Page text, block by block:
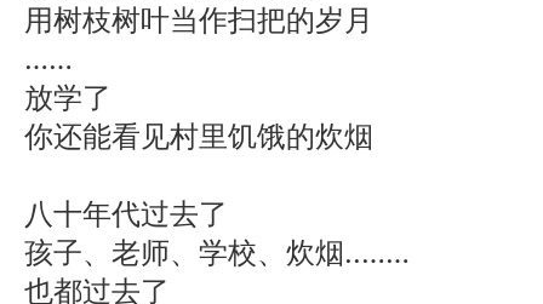
用树枝树叶当作扫把的岁月
……
放学了
你还能看见村里饥饿的炊烟
八十年代过去了
孩子、老师、学校、炊烟..……
也都过去了